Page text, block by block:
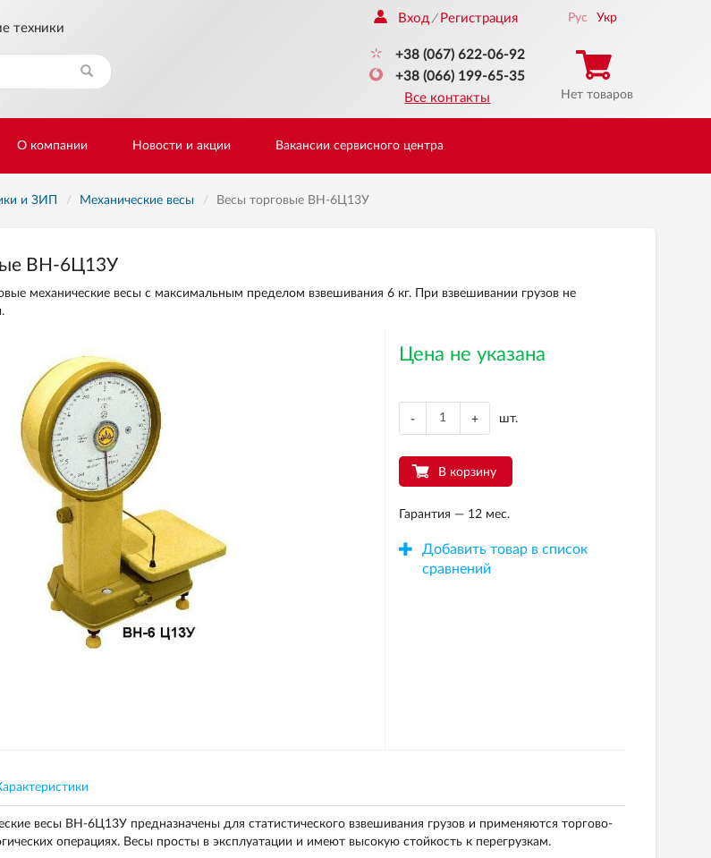
техники
Вход / Регистрация
+38 (067) 622-06-92
+38 (066) 199-65-35
Все контакты
Рус Укр
Нет товаров
О компании Новости и акции Вакансии сервисного центра
и ЗИП Механические весы Весы торговые ВН-6Ц13У
ВН-6Ц13У
механические весы с максимальным пределом взвешивания 6 кг. При взвешивании грузов не
Цена не указана
- + шт.
В корзину
Гарантия — 12 мес.
Добавить товар в список
сравнений
весы ВН-6Ц13У предназначены для статистического взвешивания грузов и применяются торгово-
операциях. Весы просты в эксплуатации и имеют высокую стойкость к перегрузкам.